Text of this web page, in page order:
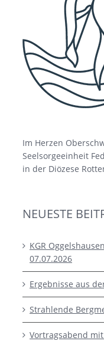
Im Herzen
Seelsorgeeinheit
in der Diözese
NEUESTE
KGR
07.07.2026
Ergebnisse aus
Strahlende
Vortragsabend